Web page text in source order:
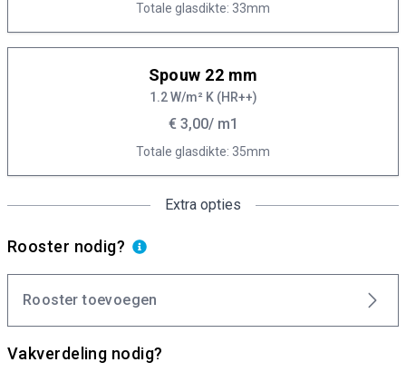
Totale glasdikte: 33mm
Spouw 22 mm
1.2 W/m² K (HR++)
€ 3,00/ m1
Totale glasdikte: 35mm
Extra opties
Rooster nodig?
Rooster toevoegen
Vakverdeling nodig?